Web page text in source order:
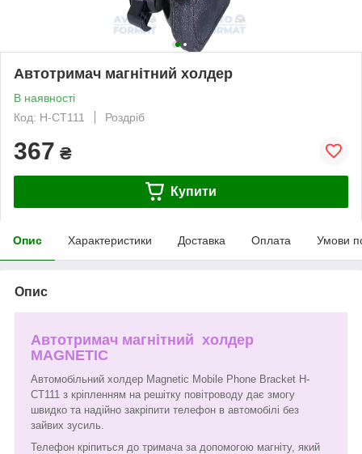
Автотримач магнітний холдер
В наявності
Код: H-CT111
Роздріб
367 ₴
Купити
Опис Характеристики Доставка Оплата Умови
Опис
Автотримач магнітний холдер
MAGNETIC
Автомобільний холдер Magnetic Mobile Phone Bracket H-
CT111 з кріпленням на решітку повітроводу дає змогу
швидко та надійно закріпити телефон в автомобілі без
зайвих зусиль.
Телефон кріпиться до тримача за допомогою магніту, який